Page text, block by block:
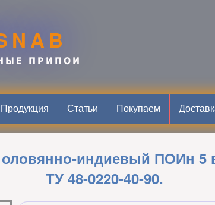
ПРИПОИ
Продукция Статьи Покупаем
индиевый ПОИн 5
ТУ 48-0220-40-90.